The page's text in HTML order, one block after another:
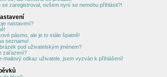
se zaregistroval, ovšem nyní se nemohu přihlásit?!
nastavení?
pásmo, ale je to stále špatně!
seznamu!
pod uživatelským jménem?
zařazení?
mailový odkaz uživatele, jsem vyzván k přihlášení!